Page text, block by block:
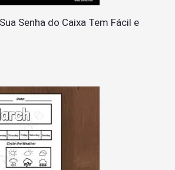
Senha do Caixa Tem Fácil e